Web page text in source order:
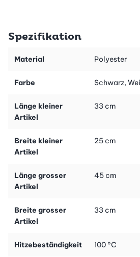
farbige Reissverschlüsse zur
Spezifikation
Material Polyester
Farbe Schwarz,
Länge kleiner
Artikel
33 cm
Breite kleiner
Artikel
25 cm
Länge grosser
Artikel
45 cm
Breite grosser
Artikel
33 cm
Hitzebeständigkeit 100 °C